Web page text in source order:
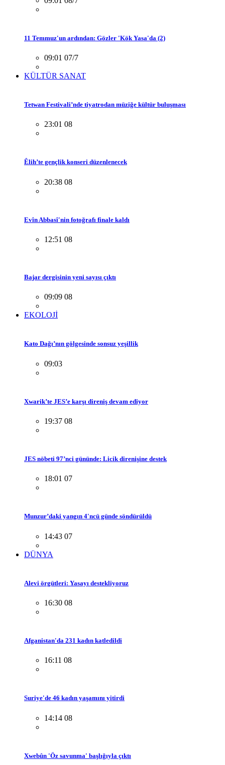
11 Temmuz'un ardından: Gözler 'Kök Yasa'da (2)
09:01 07/7
KÜLTÜR SANAT
Tetwan Festivali’nde tiyatrodan müziğe kültür buluşması
23:01 08
Êlih’te gençlik konseri düzenlenecek
20:38 08
Evîn Abbasî'nin fotoğrafı finale kaldı
12:51 08
Bajar dergisinin yeni sayısı çıktı
09:09 08
EKOLOJİ
Kato Dağı’nın gölgesinde sonsuz yeşillik
09:03
Xwarik’te JES’e karşı direniş devam ediyor
19:37 08
JES nöbeti 97’nci gününde: Licik direnişine destek
18:01 07
Munzur’daki yangın 4'ncü günde söndürüldü
14:43 07
DÜNYA
Alevi örgütleri: Yasayı destekliyoruz
16:30 08
Afganistan'da 231 kadın katledildi
16:11 08
Suriye'de 46 kadın yaşamını yitirdi
14:14 08
Xwebûn 'Öz savunma' başlığıyla çıktı